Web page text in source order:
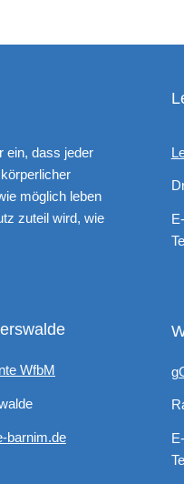
ein, dass jeder
möglich leben
zuteil wird, wie
WfbM
barnim.de